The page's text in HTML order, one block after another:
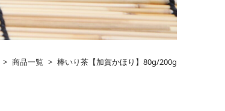
> 商品一覧 > 棒いり茶【加賀かほり】80g/200g